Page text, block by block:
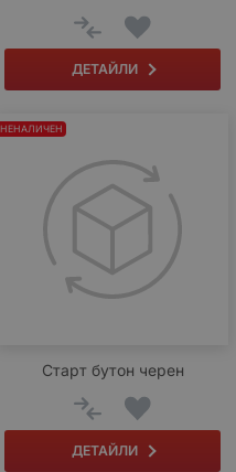
ДЕТАЙЛИ
Старт бутон черен
ДЕТАЙЛИ
НЕНАЛИЧЕН